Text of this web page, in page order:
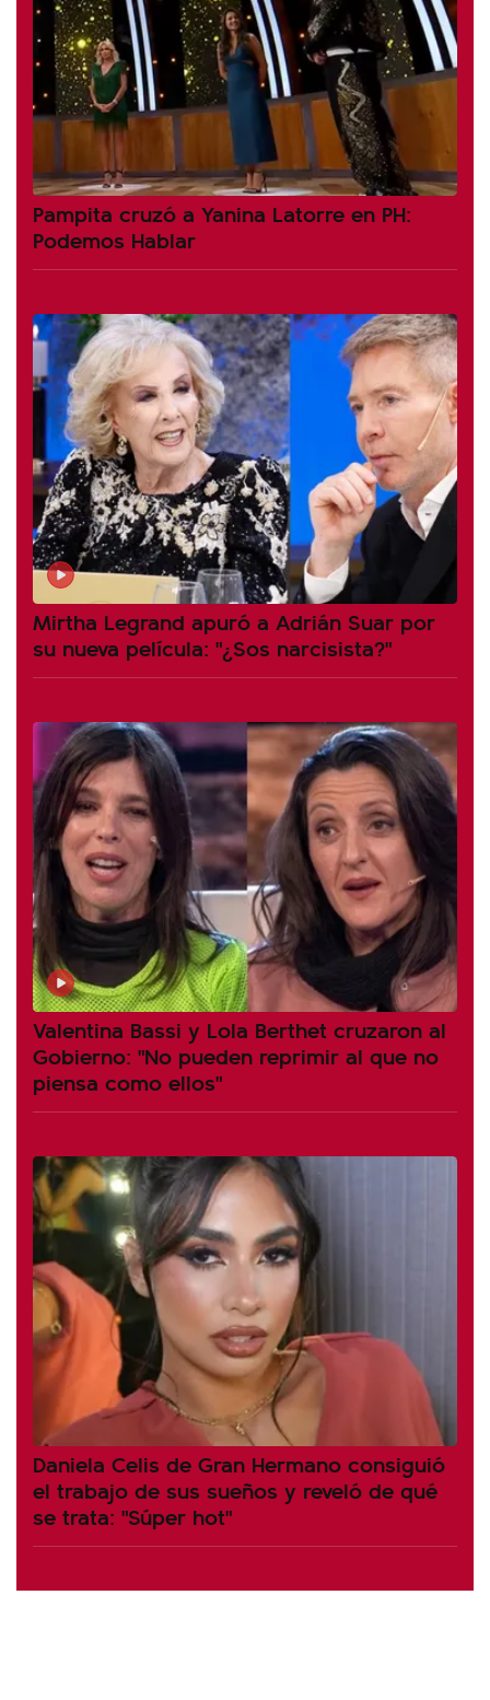
Pampita cruzó a Yanina Latorre en PH:
Podemos Hablar
Mirtha Legrand apuró a Adrián Suar por
su nueva película: "¿Sos narcisista?"
Valentina Bassi y Lola Berthet cruzaron al
Gobierno: "No pueden reprimir al que no
piensa como ellos"
Daniela Celis de Gran Hermano consiguió
el trabajo de sus sueños y reveló de qué
se trata: "Súper hot"